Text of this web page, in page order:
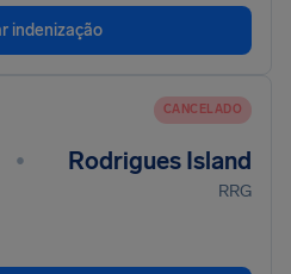
indenização
CANCELADO
• Rodrigues Island
RRG